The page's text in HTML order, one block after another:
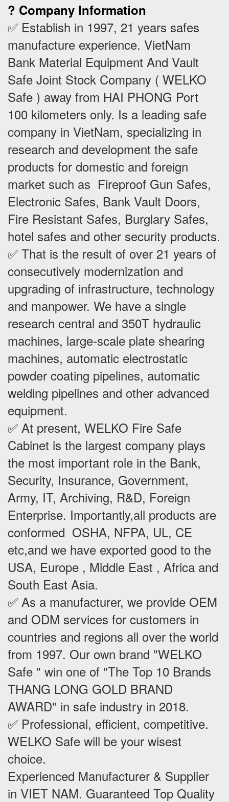
? Company Information
✅ Establish in 1997, 21 years safes
manufacture experience. VietNam
Bank Material Equipment And Vault
Safe Joint Stock Company ( WELKO
Safe ) away from HAI PHONG Port
100 kilometers only. Is a leading safe
company in VietNam, specializing in
research and development the safe
products for domestic and foreign
market such as Fireproof Gun Safes,
Electronic Safes, Bank Vault Doors,
Fire Resistant Safes, Burglary Safes,
hotel safes and other security products.
✅ That is the result of over 21 years of
consecutively modernization and
upgrading of infrastructure, technology
and manpower. We have a single
research central and 350T hydraulic
machines, large-scale plate shearing
machines, automatic electrostatic
powder coating pipelines, automatic
welding pipelines and other advanced
equipment.
✅ At present, WELKO Fire Safe
Cabinet is the largest company plays
the most important role in the Bank,
Security, Insurance, Government,
Army, IT, Archiving, R&D, Foreign
Enterprise. Importantly,all products are
conformed OSHA, NFPA, UL, CE
etc,and we have exported good to the
USA, Europe , Middle East , Africa and
South East Asia.
✅ As a manufacturer, we provide OEM
and ODM services for customers in
countries and regions all over the world
from 1997. Our own brand "WELKO
Safe " win one of "The Top 10 Brands
THANG LONG GOLD BRAND
AWARD" in safe industry in 2018.
✅ Professional, efficient, competitive.
WELKO Safe will be your wisest
choice.
Experienced Manufacturer & Supplier
in VIET NAM. Guaranteed Top Quality